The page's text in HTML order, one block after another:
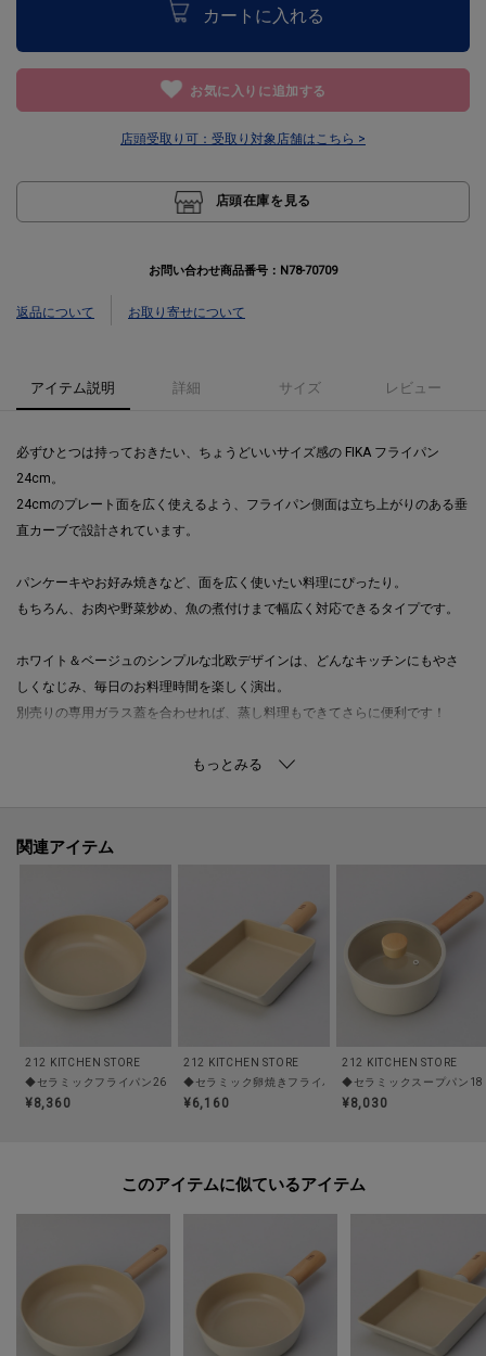
カートに入れる
お気に入りに追加する
店頭受取り可： 受取り対象店舗はこちら >
店頭在庫を見る
お問い合わせ商品番号： N78-70709
返品について お取り寄せについて
アイテム説明 詳細 サイズ レビュー
必ずひとつは持っておきたい、ちょうどいいサイズ感の FIKA フライパン
24cm。
24cmのプレート面を広く使えるよう、フライパン側面は立ち上がりのある垂
直カーブで設計されています。
パンケーキやお好み焼きなど、面を広く使いたい料理にぴったり。
もちろん、お肉や野菜炒め、魚の煮付けまで幅広く対応できるタイプです。
ホワイト＆ベージュのシンプルな北欧デザインは、どんなキッチンにもやさ
しくなじみ、毎日のお料理時間を楽しく演出。
別売りの専用ガラス蓋を合わせれば、蒸し料理もできてさらに便利です！
※木製ハンドルはガス火に直接あたると焦げや膨れが発生しますのでご注意
※ドイツの「MIELE」「Whirlpool」、韓国の「SK MAGIC」のIHクッキングヒータ
ーをご利用の場合、20cm以下の製品は作動できない場合がございます。
【取り扱い方法】
食洗機/乾燥機:×
電子レンジ:×
オーブン:×
【主な製品仕様】
た、パソコン・スマートフォンなどの環境により、若干製品と画像のカラー
が異なる場合もございます。
関連アイテム
212 KITCHEN STORE
◆セラミックフライパン26cm WH ＜FIKA フィカ＞
¥8,360
212 KITCHEN STORE
◆セラミック卵焼きフライパン WH ＜FIKA フィカ＞
¥6,160
212 KITCHEN STORE
◆セラミックスープパン
¥8,030
このアイテムに似ているアイテム